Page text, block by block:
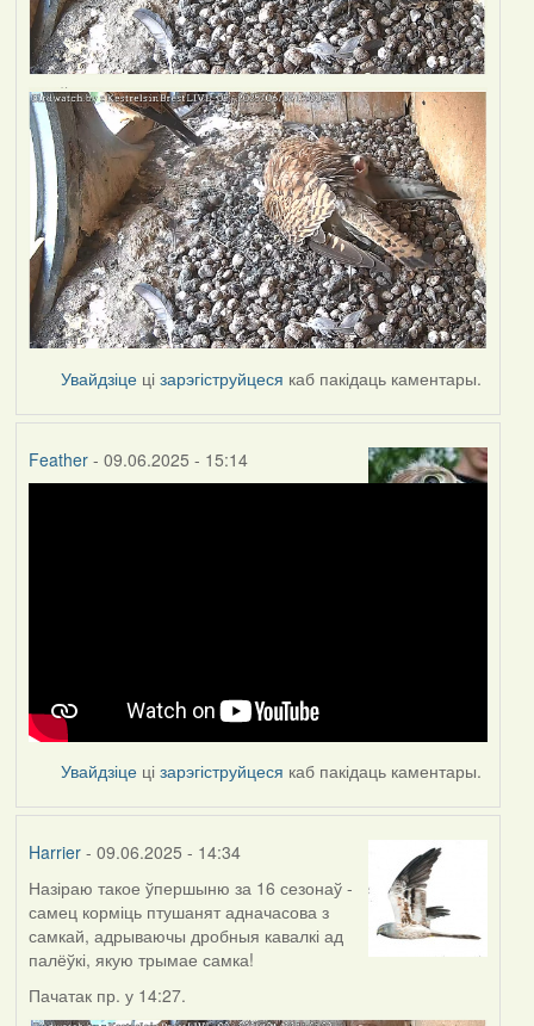
Увайдзіце цізарэгіструйцеся каб пакідаць каментары.
Feather- 09.06.2025 - 15:14
Увайдзіце цізарэгіструйцеся каб пакідаць каментары.
Harrier- 09.06.2025 - 14:34
Назіраю такое ўпершыню за 16 сезонаў -
самец корміць птушанят адначасова з
самкай, адрываючы дробныя кавалкі ад
палёўкі, якую трымае самка!
Пачатак пр. у 14:27.